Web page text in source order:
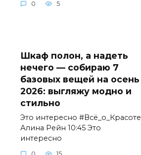
0 5
Шкаф полон, а надеть
нечего — собираю 7
базовых вещей на осень
2026: выгляжу модно и
стильно
Это интересно #Всё_о_Красоте
Алина Рейн 10:45 Это
интересно